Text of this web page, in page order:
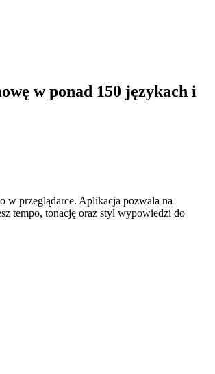
w ponad 150 językach i
w przeglądarce. Aplikacja pozwala na
tempo, tonację oraz styl wypowiedzi do